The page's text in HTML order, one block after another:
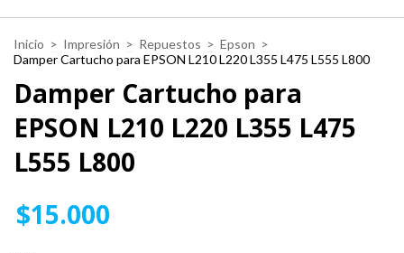
Inicio > Impresión > Repuestos > Epson >
Damper Cartucho para EPSON L210 L220 L355 L475 L555 L800
Damper Cartucho para
EPSON L210 L220 L355 L475
L555 L800
$15.000